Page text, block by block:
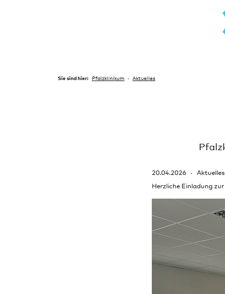
Sie sind hier: Pfalzklinikum Aktuelles
20.04.2026
Aktuelles
Herzliche Einladung